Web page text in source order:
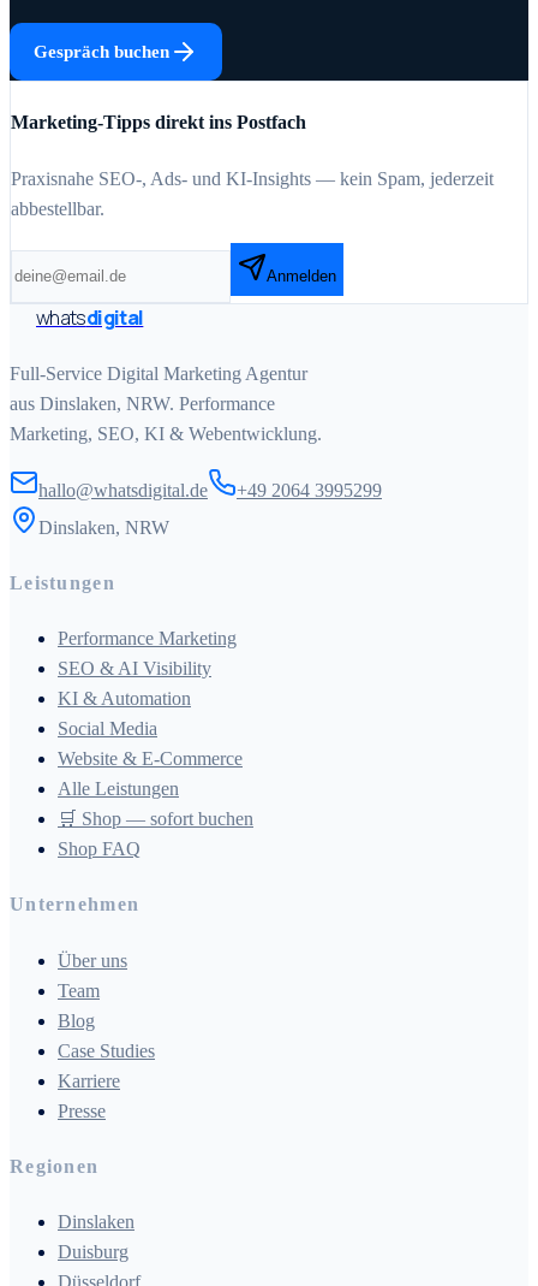
Gespräch buchen
Marketing-Tipps direkt ins Postfach
Praxisnahe SEO-, Ads- und KI-Insights — kein Spam, jederzeit
abbestellbar.
Anmelden
whatsdigital
Full-Service Digital Marketing Agentur
aus Dinslaken, NRW. Performance
Marketing, SEO, KI & Webentwicklung.
hallo@whatsdigital.de
+49 2064 3995299
Dinslaken, NRW
Leistungen
Performance Marketing
SEO & AI Visibility
KI & Automation
Social Media
Website & E-Commerce
Alle Leistungen
🛒 Shop — sofort buchen
Shop FAQ
Unternehmen
Über uns
Team
Blog
Case Studies
Karriere
Presse
Regionen
Dinslaken
Duisburg
Düsseldorf